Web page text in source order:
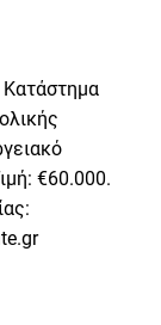
Κατάστημα
€60.000.